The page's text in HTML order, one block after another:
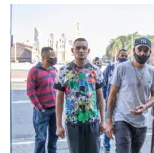
de
São
Paulo
–
Região
Episcopal
Sé